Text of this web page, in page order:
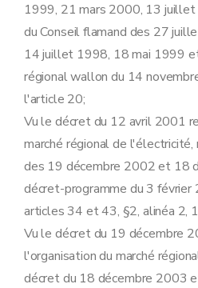
Art. 16bis
Art. 16ter
Art. 17
Art. 18
Art. 19
Art. 20
Art. 21
Art.21bis
Art. 22
Art.22bis
Section 2 En matière de
Art. 23
Art. 24
Art.24bis
Art.24ter
Art. 24quater
Art.24 quinquies
Art. 24sexies
1999, 21 mars 2000, 13
du Conseil flamand des 27
14 juillet 1998, 18 mai 1999
régional wallon du 14
l'article 20;
Vu le décret du 12 avril 2001
marché régional de
des 19 décembre 2002 et 18
décret-programme du 3
articles 34 et 43, §2, alinéa 2,
Vu le décret du 19 décembre
l'organisation du marché
décret du 18 décembre 2003